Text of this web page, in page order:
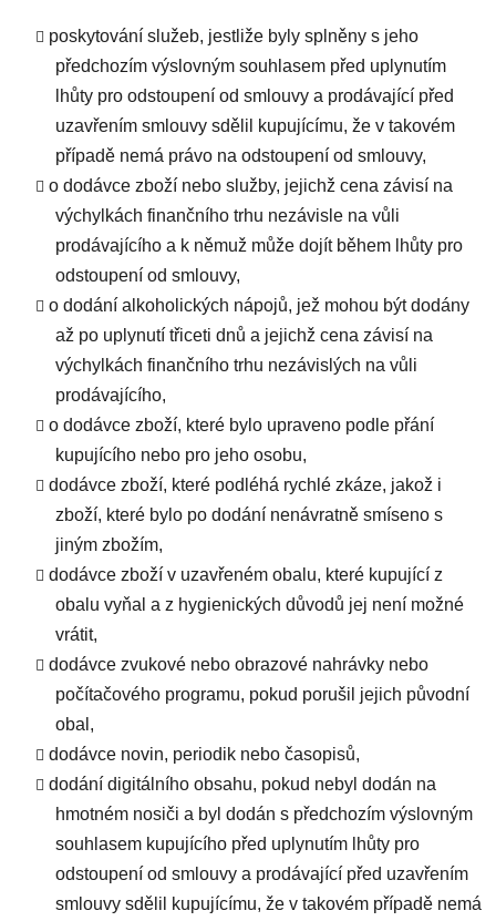
poskytování služeb, jestliže byly splněny s jeho
předchozím výslovným souhlasem před uplynutím
lhůty pro odstoupení od smlouvy a prodávající před
uzavřením smlouvy sdělil kupujícímu, že v takovém
případě nemá právo na odstoupení od smlouvy,
o dodávce zboží nebo služby, jejichž cena závisí na
výchylkách finančního trhu nezávisle na vůli
prodávajícího a k němuž může dojít během lhůty pro
odstoupení od smlouvy,
o dodání alkoholických nápojů, jež mohou být dodány
až po uplynutí třiceti dnů a jejichž cena závisí na
výchylkách finančního trhu nezávislých na vůli
prodávajícího,
o dodávce zboží, které bylo upraveno podle přání
kupujícího nebo pro jeho osobu,
dodávce zboží, které podléhá rychlé zkáze, jakož i
zboží, které bylo po dodání nenávratně smíseno s
jiným zbožím,
dodávce zboží v uzavřeném obalu, které kupující z
obalu vyňal a z hygienických důvodů jej není možné
vrátit,
dodávce zvukové nebo obrazové nahrávky nebo
počítačového programu, pokud porušil jejich původní
obal,
dodávce novin, periodik nebo časopisů,
dodání digitálního obsahu, pokud nebyl dodán na
hmotném nosiči a byl dodán s předchozím výslovným
souhlasem kupujícího před uplynutím lhůty pro
odstoupení od smlouvy a prodávající před uzavřením
smlouvy sdělil kupujícímu, že v takovém případě nemá